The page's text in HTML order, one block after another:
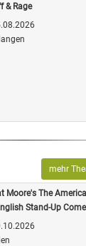
& Rage
mehr
Moore's The
Stand-Up